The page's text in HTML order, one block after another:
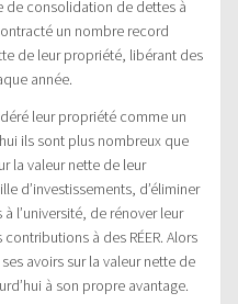
de consolidation de dettes à
un nombre record
de leur propriété, libérant des
année.
leur propriété comme un
ils sont plus nombreux que
la valeur nette de leur
d’investissements, d’éliminer
l’université, de rénover leur
à des RÉER. Alors
avoirs sur la valeur nette de
à son propre avantage.